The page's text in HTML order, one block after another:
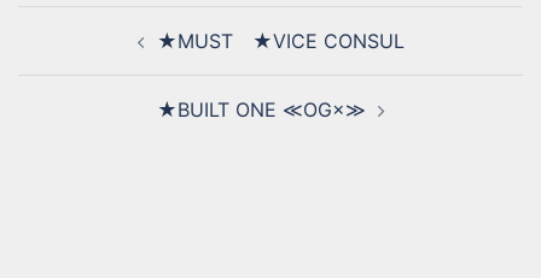
★MUST ★VICE CONSUL
★BUILT ONE ≪OG×≫